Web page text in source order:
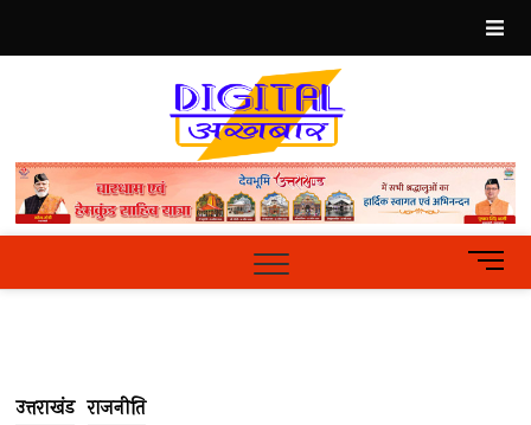
content
Hindi
News
PortalM
e
उत्तराखंड राजनीति